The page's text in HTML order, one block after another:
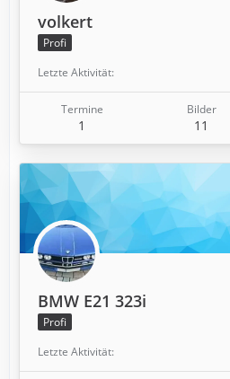
volkert
Profi
Letzte Aktivität
Termine
1
Bilder
11
BMW E21 323i
Profi
Letzte Aktivität